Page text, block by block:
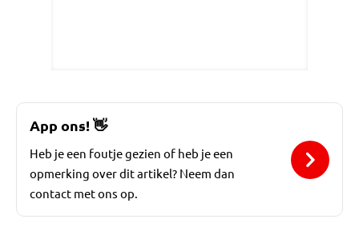
App ons!👋
Heb je een foutje gezien of heb je een
opmerking over dit artikel? Neem dan
contact met ons op.